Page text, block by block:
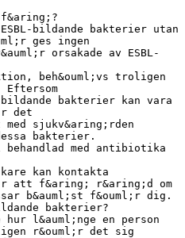
bildande bakterier utan
ges ingen
orsakade av ESBL-
beh&ouml;vs troligen
Eftersom
bakterier kan vara
det
sjukv&aring;rden
bakterier.
med antibiotika
kan kontakta
att f&aring; r&aring;d om
b&auml;st f&ouml;r dig.
bakterier?
l&auml;nge en person
r&ouml;r det sig